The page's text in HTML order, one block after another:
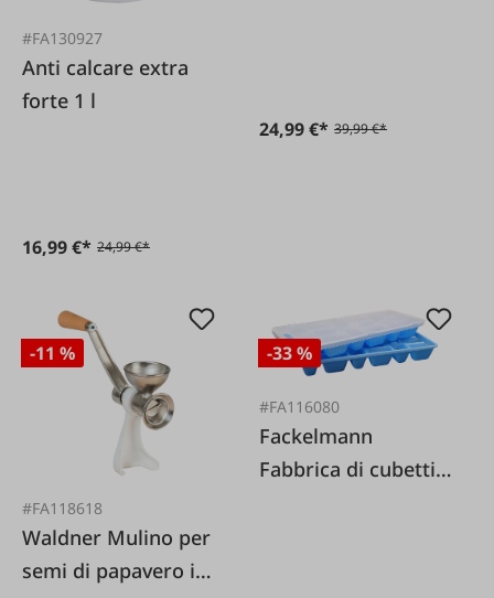
#FA130927
Anti calcare extra
forte 1 l
16,99 €* 24,99 €*
24,99 €* 39,99 €*
-11 %
#FA118618
Waldner Mulino per
semi di papavero in
-33 %
#FA116080
Fackelmann
Fabbrica di cubetti